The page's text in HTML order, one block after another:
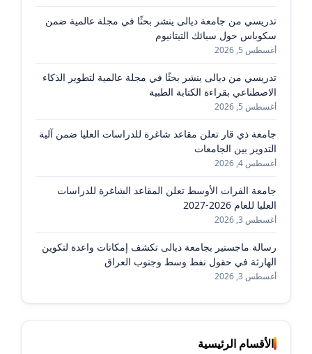
تدريسي من جامعة ديالى ينشر بحثًا في مجلة عالمية ضمن
سكوباس حول سبائك التيتانيوم
أغسطس 5, 2026
تدريسي من ديالى ينشر بحثًا في مجلة عالمية لتطوير الذكاء
الاصطناعي بقراءة الكتابة الطبية
أغسطس 5, 2026
جامعة ذي قار تعلن مقاعد شاغرة للدراسات العليا ضمن آلية
التدوير بين الجامعات
أغسطس 4, 2026
جامعة الفرات الأوسط تعلن المقاعد الشاغرة للدراسات
العليا للعام 2026-2027
أغسطس 3, 2026
رسالة ماجستير بجامعة ديالى تكشف إمكانات واعدة لتكوين
الهارثة في حقول نفط وسط وجنوب العراق
أغسطس 3, 2026
الأقسام الرئيسية